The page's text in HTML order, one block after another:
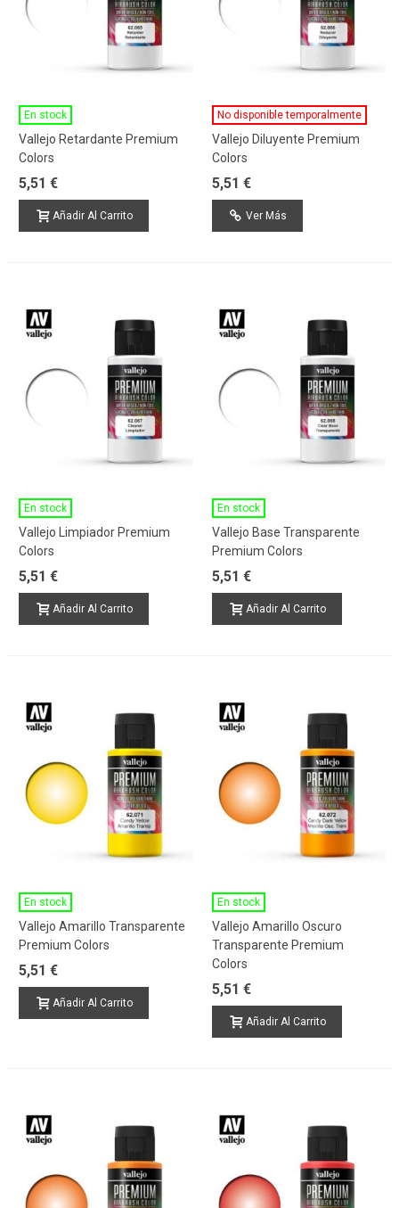
En stock
Vallejo Retardante Premium
Colors
5,51 €
Añadir Al Carrito
No disponible temporalmente
Vallejo Diluyente Premium
Colors
5,51 €
Ver Más
En stock
Vallejo Limpiador Premium
Colors
5,51 €
Añadir Al Carrito
En stock
Vallejo Base Transparente
Premium Colors
5,51 €
Añadir Al Carrito
En stock
Vallejo Amarillo Transparente
Premium Colors
5,51 €
Añadir Al Carrito
En stock
Vallejo Amarillo Oscuro
Transparente Premium
Colors
5,51 €
Añadir Al Carrito